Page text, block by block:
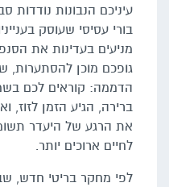
עיניכם הנבונות
בורי עסיסי שעוסק
מניעים בעדינות את
גופכם מוכן
הדממה: קוראים לכם
ברירה, הגיע הזמן
את הרגע של היעדר
לחיים ארוכים יותר.
לפי מחקר בריטי חדש,